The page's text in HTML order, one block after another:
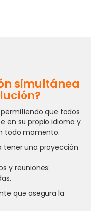
simultánea
que todos
en su propio idioma y
todo momento.
tener una proyección
y reuniones:
que asegura la